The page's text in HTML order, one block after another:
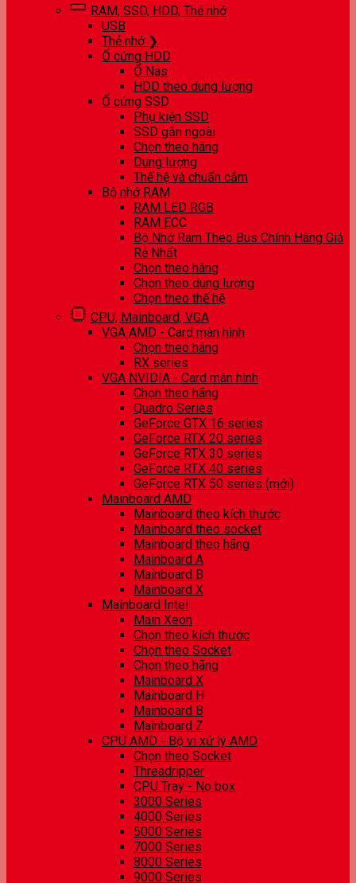
RAM, SSD, HDD, Thẻ nhớ
USB
Thẻ nhớ ❯
Ổ cứng HDD
Ổ Nas
HDD theo dung lượng
Ổ cứng SSD
Phụ kiện SSD
SSD gắn ngoài
Chọn theo hãng
Dung lượng
Thế hệ và chuẩn cắm
Bộ nhớ RAM
RAM LED RGB
RAM ECC
Bộ Nhớ Ram Theo Bus Chính Hãng Giá
Rẻ Nhất
Chọn theo hãng
Chọn theo dung lượng
Chọn theo thế hệ
CPU, Mainboard, VGA
VGA AMD - Card màn hình
Chọn theo hãng
RX series
VGA NVIDIA - Card màn hình
Chọn theo hãng
Quadro Series
GeForce GTX 16 series
GeForce RTX 20 series
GeForce RTX 30 series
GeForce RTX 40 series
GeForce RTX 50 series (mới)
Mainboard AMD
Mainboard theo kích thước
Mainboard theo socket
Mainboard theo hãng
Mainboard A
Mainboard B
Mainboard X
Mainboard Intel
Main Xeon
Chọn theo kích thước
Chọn theo Socket
Chọn theo hãng
Mainboard X
Mainboard H
Mainboard B
Mainboard Z
CPU AMD - Bộ vi xử lý AMD
Chọn theo Socket
Threadripper
CPU Tray - No box
3000 Series
4000 Series
5000 Series
7000 Series
8000 Series
9000 Series